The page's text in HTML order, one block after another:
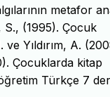
metafor
S., (1995). Çocuk
Yıldırım, A.
Çocuklarda kitap
Türkçe 7